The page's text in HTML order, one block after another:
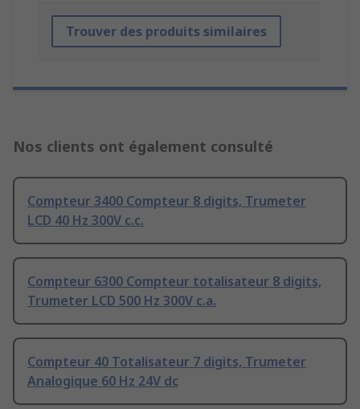
Trouver des produits similaires
Nos clients ont également consulté
Compteur 3400 Compteur 8 digits, Trumeter
LCD 40 Hz 300V c.c.
Compteur 6300 Compteur totalisateur 8 digits,
Trumeter LCD 500 Hz 300V c.a.
Compteur 40 Totalisateur 7 digits, Trumeter
Analogique 60 Hz 24V dc